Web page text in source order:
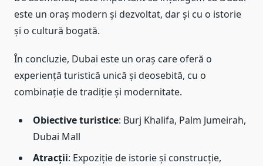
este un oraș modern și dezvoltat, dar și cu o istorie
și o cultură bogată.
În concluzie, Dubai este un oraș care oferă o
experiență turistică unică și deosebită, cu o
combinație de tradiție și modernitate.
Obiective turistice: Burj Khalifa, Palm Jumeirah,
Dubai Mall
Atracții: Expoziție de istorie și construcție,